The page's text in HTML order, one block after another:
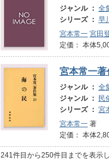
ジャンル ： 全
シリーズ ： 早
宮本常一 宮田
定価： 本体
宮本常一
ジャンル ： 全
ジャンル ：
民
シリーズ ： 宮
宮本常一 著
定価： 本体
241件目から250件目までを表示